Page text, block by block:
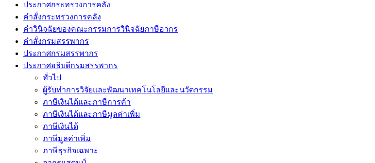
ประกาศกระทรวงการคลัง
คำสั่งกระทรวงการคลัง
คำวินิจฉัยของคณะกรรมการวินิจฉัยภาษีอากร
คำสั่งกรมสรรพากร
ประกาศกรมสรรพากร
ประกาศอธิบดีกรมสรรพากร
ทั่วไป
ผู้รับทำการวิจัยและพัฒนาเทคโนโลยีและนวัตกรรม
ภาษีเงินได้และภาษีการค้า
ภาษีเงินได้และภาษีมูลค่าเพิ่ม
ภาษีเงินได้
ภาษีมูลค่าเพิ่ม
ภาษีธุรกิจเฉพาะ